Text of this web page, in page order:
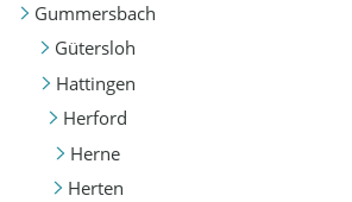
Gummersbach
Gütersloh
Hattingen
Herford
Herne
Herten